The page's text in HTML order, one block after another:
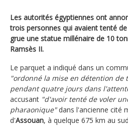
Les autorités égyptiennes ont
trois personnes qui avaient tenté
grue une statue millénaire de 10
Ramsès II.
Le parquet a indiqué dans un
"ordonné la mise en détention de
pendant quatre jours dans
accusant "d'avoir tenté de voler
pharaonique"dans l'ancienne cité
d'Assouan, à quelque 675 km au